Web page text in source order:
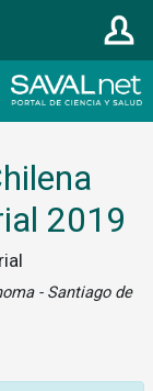
2019
- Santiago de